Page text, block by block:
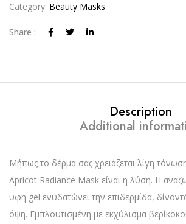
Category: Beauty Masks
Share :
Description
Additional
Μήπως το δέρμα σας χρειάζεται λίγη
Apricot Radiance Mask είναι η λύση. Η
υφή gel ενυδατώνει την επιδερμίδα,
όψη. Εμπλουτισμένη με εκχύλισμα